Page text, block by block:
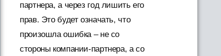
партнера, а через год лишить его
прав. Это будет означать, что
произошла ошибка – не со
стороны компании-партнера, а со